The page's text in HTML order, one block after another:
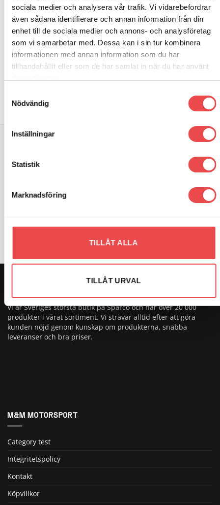
sociala medier och analysera vår trafik. Vi vidarebefordrar
även sådana identifierare och annan information från din
enhet till de sociala medier och annons- och analysföretag
som vi samarbetar med. Dessa kan i sin tur kombinera
informationen med annan information som du har
tillhandahållit eller som de har samlat in när du har använt
Nödvändig
Inställningar
Statistik
Marknadsföring
TILLÅT ALLA
TILLÅT URVAL
RELATERADE PRODUKTER
Add to
Art.nr: BA10R
Bränsleanslutning 10mm 1/4″
LÄGG TILL I VARUKORG
Add to
Art.nr: PB049
Pinnbult M8
Sök
Vi är Sveriges största butik på Sparco och har över 20 000
produkter i vårat sortiment. Vi strävar alltid efter att göra
kunden nöjd genom kunskap om produkterna, snabba
leveranser och bra priser.
M&M MOTORSPORT
Category test
Integritetspolicy
Kontakt
Köpvillkor